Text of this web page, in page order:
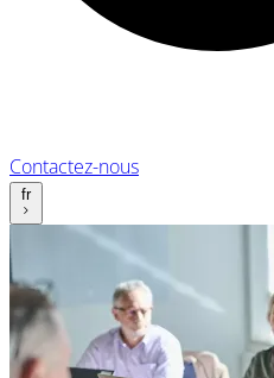
Contactez-nous
fr